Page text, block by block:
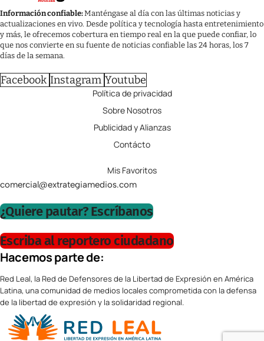
Información confiable:Manténgase al día con las últimas noticias y
actualizaciones en vivo. Desde política y tecnología hasta entretenimiento
y más, le ofrecemos cobertura en tiempo real en la que puede confiar, lo
que nos convierte en su fuente de noticias confiable las 24 horas, los 7
días de la semana.
Facebook Instagram Youtube
Política de privacidad
Sobre Nosotros
Publicidad y Alianzas
Contácto
Mis Favoritos
comercial@extrategiamedios.com
¿Quiere pautar? Escríbanos
Escriba al reportero ciudadano
Hacemos parte de:
Red Leal, la Red de Defensores de la Libertad de Expresión en América
Latina, una comunidad de medios locales comprometida con la defensa
de la libertad de expresión y la solidaridad regional.